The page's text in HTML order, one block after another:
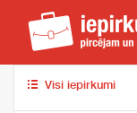
Visi iepirkumi